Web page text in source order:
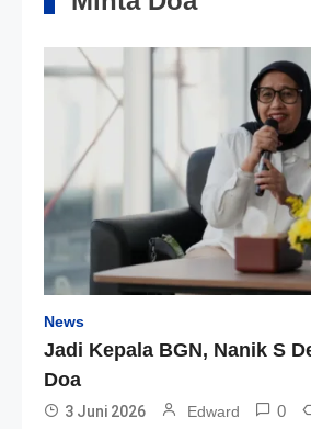
News
Jadi Kepala BGN, Nanik S
Doa
3 Juni 2026 Edward 0